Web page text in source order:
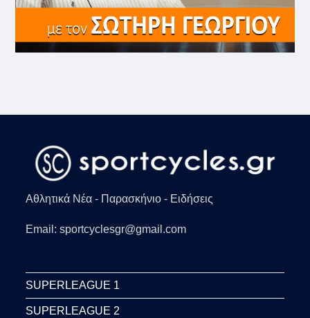
Αθλητικά Νέα - Παρασκήνιο - Ειδήσεις
Email: sportcyclesgr@gmail.com
SUPERLEAGUE 1
SUPERLEAGUE 2